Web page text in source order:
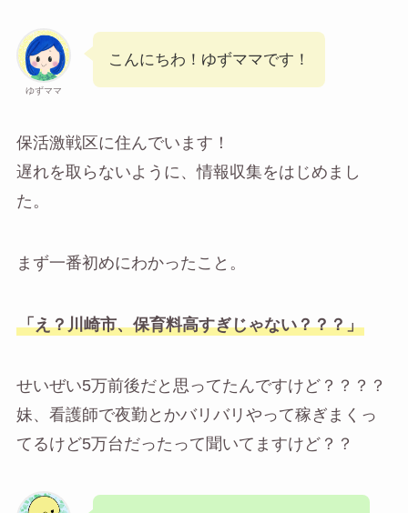
ゆずママ
こんにちわ！ゆずママです！
保活激戦区に住んでいます！
遅れを取らないように、情報収集をはじめまし
た。
まず一番初めにわかったこと。
「え？川崎市、保育料高すぎじゃない？？？」
せいぜい5万前後だと思ってたんですけど？？？？
妹、看護師で夜勤とかバリバリやって稼ぎまくっ
てるけど5万台だったって聞いてますけど？？